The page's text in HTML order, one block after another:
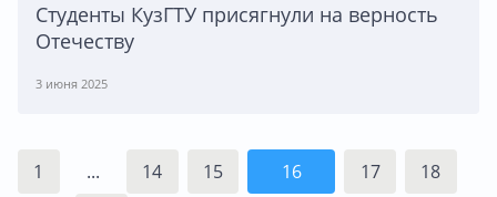
Студенты КузГТУ присягнули на верность
Отечеству
3 июня 2025
1 ... 14 15 16 17
18